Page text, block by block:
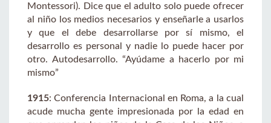
Montessori). Dice que el adulto solo puede ofrecer
al niño los medios necesarios y enseñarle a usarlos
y que el debe desarrollarse por sí mismo, el
desarrollo es personal y nadie lo puede hacer por
otro. Autodesarrollo. “Ayúdame a hacerlo por mi
mismo”
1915: Conferencia Internacional en Roma, a la cual
acude mucha gente impresionada por la edad en